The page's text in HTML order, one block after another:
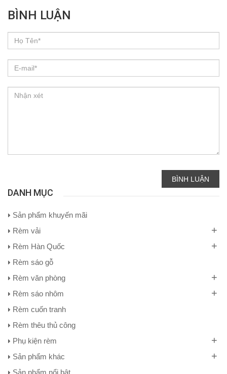
BÌNH LUẬN
BÌNH LUẬN
DANH MỤC
Sản phẩm khuyến mãi
Rèm vải
+
Rèm Hàn Quốc +
Rèm sáo gỗ
Rèm văn phòng
+
Rèm sáo nhôm +
Rèm cuốn tranh
Rèm thêu thủ công
Phụ kiện rèm
+
Sản phẩm khác +